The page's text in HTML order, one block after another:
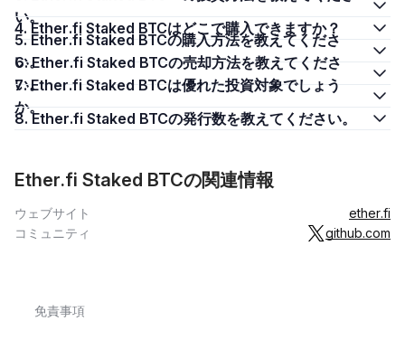
い。
4. Ether.fi Staked BTCはどこで購入できますか？
5. Ether.fi Staked BTCの購入方法を教えてくださ
い。
6. Ether.fi Staked BTCの売却方法を教えてくださ
い。
7. Ether.fi Staked BTCは優れた投資対象でしょう
か。
8. Ether.fi Staked BTCの発行数を教えてください。
Ether.fi Staked BTCの関連情報
ウェブサイト
ether.fi
コミュニティ
github.com
免責事項